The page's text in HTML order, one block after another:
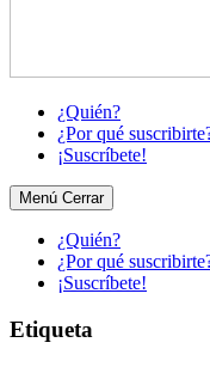
¿Quién?
¿Por qué
¡Suscríbete!
Menú Cerrar
¿Quién?
¿Por qué
¡Suscríbete!
Etiqueta